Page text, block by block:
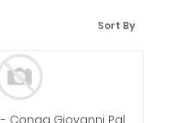
Sort By